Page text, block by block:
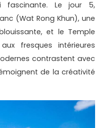
Le jour 5,
(Wat Rong Khun), une
et le Temple
fresques intérieures
contrastent avec
de la créativité